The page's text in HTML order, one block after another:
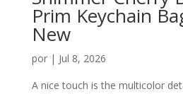
Prim Keychain
New
por | Jul 8, 2026
A nice touch is the multicolor